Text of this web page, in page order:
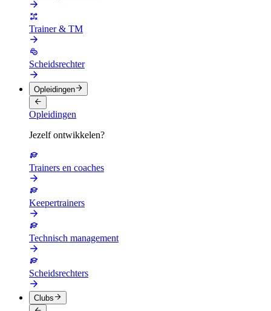
Trainer & TM
Scheidsrechter
Opleidingen
Opleidingen
Jezelf ontwikkelen?
Trainers en coaches
Keepertrainers
Technisch management
Scheidsrechters
Clubs